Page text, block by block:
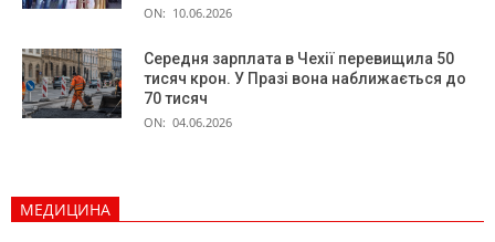
ON: 10.06.2026
Середня зарплата в Чехії перевищила 50
тисяч крон. У Празі вона наближається до
70 тисяч
ON: 04.06.2026
МЕДИЦИНА